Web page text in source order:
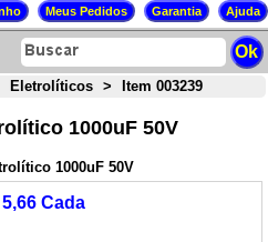
Eletrolíticos > Item 003239
1000uF 50V
1000uF 50V
5,66 Cada